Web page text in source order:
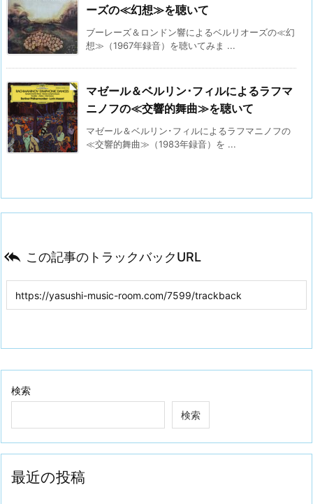
ーズの≪幻想≫を聴いて
ブーレーズ＆ロンドン響によるベルリオーズの≪幻
想≫（1967年録音）を聴いてみま ...
マゼール＆ベルリン･フィルによるラフマ
ニノフの≪交響的舞曲≫を聴いて
マゼール＆ベルリン･フィルによるラフマニノフの
≪交響的舞曲≫（1983年録音）を ...
 この記事のトラックバックURL
検索
検索
最近の投稿